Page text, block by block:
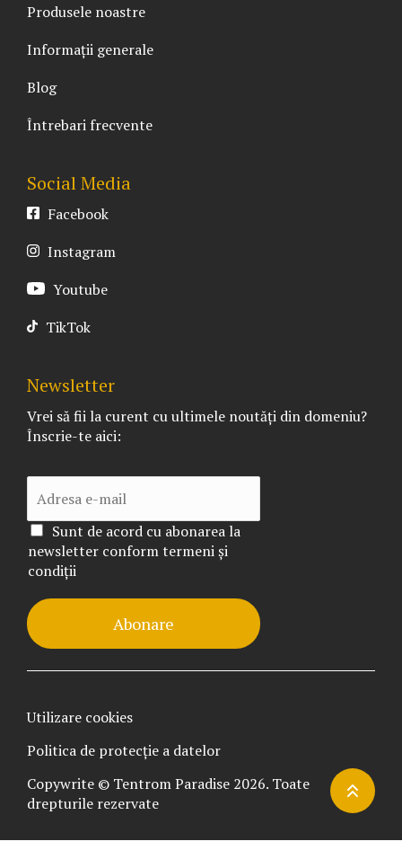
Produsele noastre
Informații generale
Blog
Întrebari frecvente
Social Media
Facebook
Instagram
Youtube
TikTok
Newsletter
Vrei să fii la curent cu ultimele noutăți din domeniu?
Înscrie-te aici:
Sunt de acord cu abonarea la
newsletter conform termeni și
condiții
Abonare
Copywrite © Tentrom Paradise 2026. Toate
drepturile rezervate
Politica de protecție a datelor
Utilizare cookies